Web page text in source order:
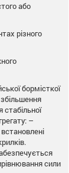
або
різного
бормісткої
стабільної
–
сили